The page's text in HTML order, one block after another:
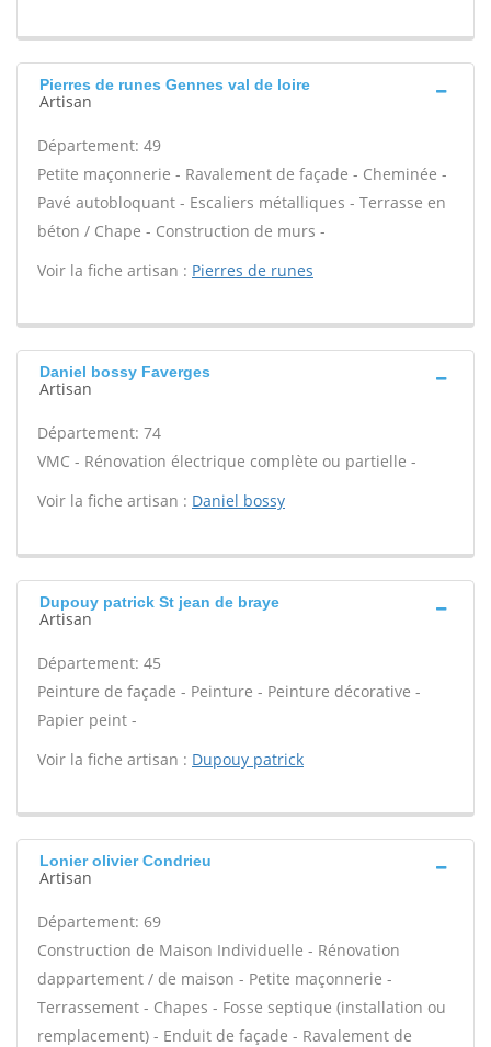
Pierres de runes Gennes val de loire
Artisan
Département: 49
Petite maçonnerie - Ravalement de façade - Cheminée -
Pavé autobloquant - Escaliers métalliques - Terrasse en
béton / Chape - Construction de murs -
Voir la fiche artisan : Pierres de runes
Daniel bossy Faverges
Artisan
Département: 74
VMC - Rénovation électrique complète ou partielle -
Voir la fiche artisan : Daniel bossy
Dupouy patrick St jean de braye
Artisan
Département: 45
Peinture de façade - Peinture - Peinture décorative -
Papier peint -
Voir la fiche artisan : Dupouy patrick
Lonier olivier Condrieu
Artisan
Département: 69
Construction de Maison Individuelle - Rénovation
dappartement / de maison - Petite maçonnerie -
Terrassement - Chapes - Fosse septique (installation ou
remplacement) - Enduit de façade - Ravalement de